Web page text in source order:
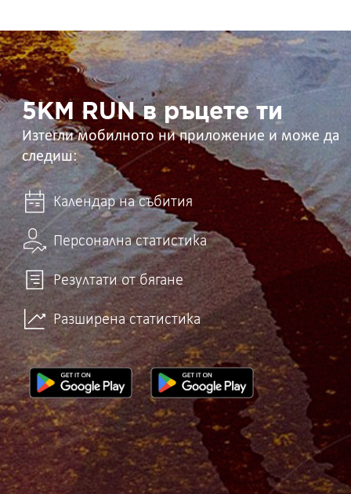
5KM
RUN
в
ръцете
ти 5KM RUN в ръцете ти
Изтегли мобилното ни приложение и може да
следиш:
Календар на събития
Персонална статистика
Резултати от бягане
Разширена статистика